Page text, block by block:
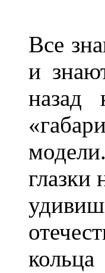
Все
и
назад
глазки